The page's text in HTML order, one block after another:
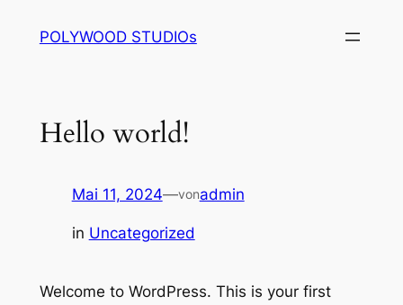
InhaltPOLYWOOD STUDIOs
Hello world!
Mai 11, 2024—vonadmin
in Uncategorized
Welcome to WordPress. This is your first